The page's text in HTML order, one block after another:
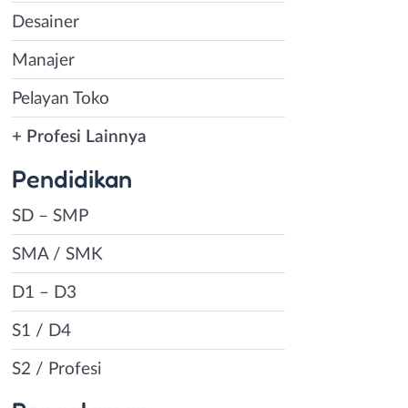
Desainer
Manajer
Pelayan Toko
+ Profesi Lainnya
Pendidikan
SD – SMP
SMA / SMK
D1 – D3
S1 / D4
S2 / Profesi